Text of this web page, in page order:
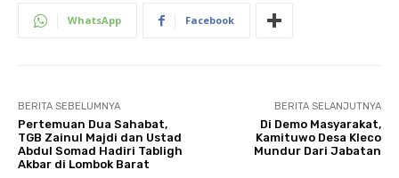
WhatsApp Facebook
BERITA SEBELUMNYA
Pertemuan Dua Sahabat,
TGB Zainul Majdi dan Ustad
Abdul Somad Hadiri Tabligh
Akbar di Lombok Barat
BERITA SELANJUTNYA
Di Demo Masyarakat,
Kamituwo Desa Kleco
Mundur Dari Jabatan